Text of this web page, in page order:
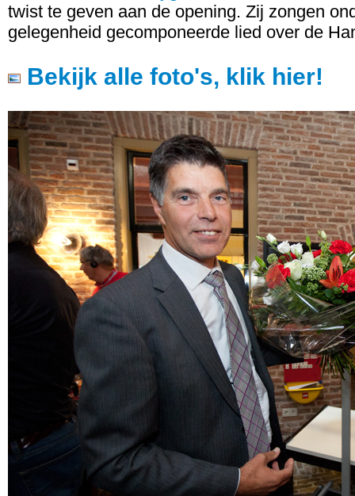
twist te geven aan de opening. Zij zongen
gelegenheid gecomponeerde lied over de
Bekijk alle foto's, klik hier!